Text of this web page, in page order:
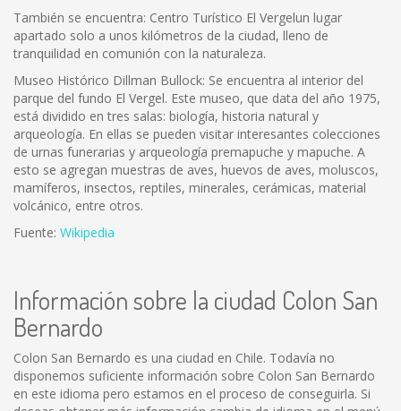
También se encuentra: Centro Turístico El Vergelun lugar
apartado solo a unos kilómetros de la ciudad, lleno de
tranquilidad en comunión con la naturaleza.
Museo Histórico Dillman Bullock: Se encuentra al interior del
parque del fundo El Vergel. Este museo, que data del año 1975,
está dividido en tres salas: biología, historia natural y
arqueología. En ellas se pueden visitar interesantes colecciones
de urnas funerarias y arqueología premapuche y mapuche. A
esto se agregan muestras de aves, huevos de aves, moluscos,
mamíferos, insectos, reptiles, minerales, cerámicas, material
volcánico, entre otros.
Fuente: Wikipedia
Información sobre la ciudad Colon San
Bernardo
Colon San Bernardo es una ciudad en Chile. Todavía no
disponemos suficiente información sobre Colon San Bernardo
en este idioma pero estamos en el proceso de conseguirla. Si